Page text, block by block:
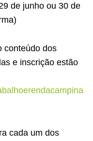
de junho ou 30 de
conteúdo dos
e inscrição estão
cada um dos